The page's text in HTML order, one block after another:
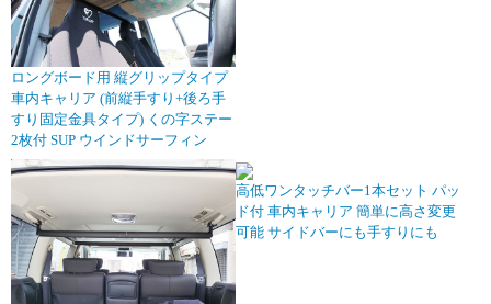
ロングボード用 縦グリップタイプ
車内キャリア (前縦手すり+後ろ手
すり固定金具タイプ) くの字ステー
2枚付 SUP ウインドサーフィン
高低ワンタッチバー1本セット パッ
ド付 車内キャリア 簡単に高さ変更
可能 サイドバーにも手すりにも